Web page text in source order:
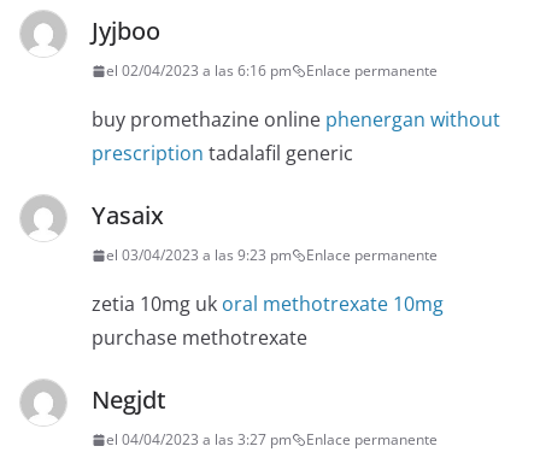
Jyjboo
el 02/04/2023 a las 6:16 pm Enlace permanente
buy promethazine online phenergan without
prescription tadalafil generic
Yasaix
el 03/04/2023 a las 9:23 pm Enlace permanente
zetia 10mg uk oral methotrexate 10mg
purchase methotrexate
Negjdt
el 04/04/2023 a las 3:27 pm Enlace permanente